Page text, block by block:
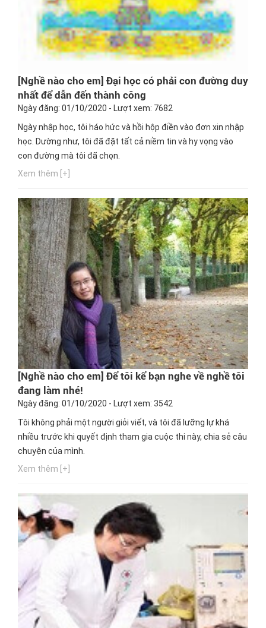
[Nghề nào cho em] Đại học có phải con đường duy
nhất để dẫn đến thành công
Ngày đăng: 01/10/2020 - Lượt xem: 7682
Ngày nhập học, tôi háo hức và hồi hộp điền vào đơn xin nhập
học. Dường như, tôi đã đặt tất cả niềm tin và hy vọng vào
con đường mà tôi đã chọn.
Xem thêm [+]
[Nghề nào cho em] Để tôi kể bạn nghe về nghề tôi
đang làm nhé!
Ngày đăng: 01/10/2020 - Lượt xem: 3542
Tôi không phải một người giỏi viết, và tôi đã lưỡng lự khá
nhiều trước khi quyết định tham gia cuộc thi này, chia sẻ câu
chuyện của mình.
Xem thêm [+]